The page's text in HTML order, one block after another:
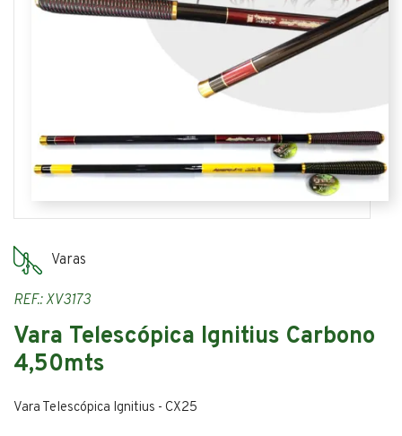
Varas
REF.: XV3173
Vara Telescópica Ignitius Carbono
4,50mts
Vara Telescópica Ignitius - CX25